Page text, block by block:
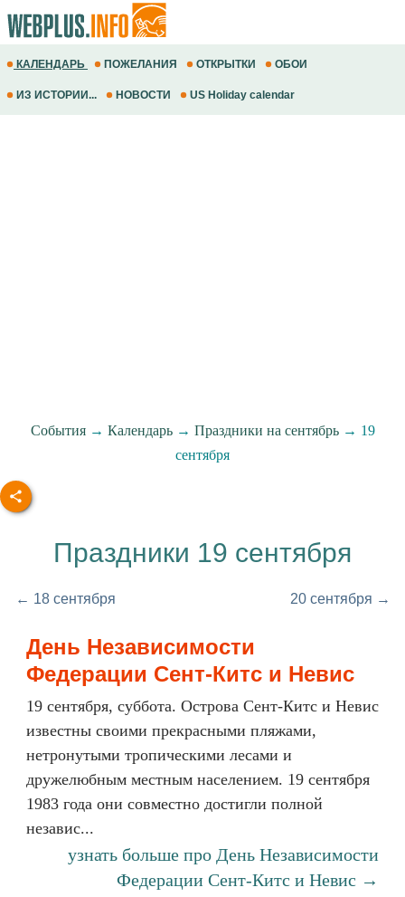
КАЛЕНДАРЬ ПОЖЕЛАНИЯ ОТКРЫТКИ ОБОИ
ИЗ ИСТОРИИ... НОВОСТИ US Holiday calendar
События→ Календарь→ Праздники на сентябрь→ 19
сентября
Праздники 19 сентября
← 18 сентября 20 сентября →
День Независимости
Федерации Сент-Китс и Невис
19 сентября, суббота. Острова Сент-Китс и Невис
известны своими прекрасными пляжами,
нетронутыми тропическими лесами и
дружелюбным местным населением. 19 сентября
1983 года они совместно достигли полной
независ...
узнать больше про День Независимости
Федерации Сент-Китс и Невис →